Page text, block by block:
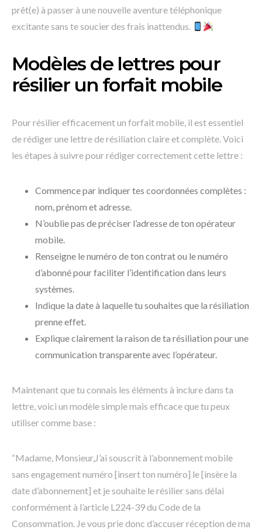
prêt(e) à passer à une nouvelle aventure téléphonique
excitante sans te soucier des frais inattendus.
Modèles de lettres pour
résilier un forfait mobile
Pour résilier efficacement un forfait mobile, il est essentiel
de rédiger une lettre de résiliation claire et complète. Voici
les étapes à suivre pour rédiger correctement cette lettre :
Commence par indiquer tes coordonnées complètes :
nom, prénom et adresse.
N’oublie pas de préciser l’adresse de ton opérateur
mobile.
Renseigne le numéro de ton contrat ou le numéro
d’abonné pour faciliter l’identification dans leurs
systèmes.
Indique la date à laquelle tu souhaites que la résiliation
prenne effet.
Explique clairement la raison de ta résiliation pour une
communication transparente avec l’opérateur.
Maintenant que tu connais les éléments à inclure dans ta
lettre, voici un modèle simple mais efficace que tu peux
utiliser comme base :
“Madame, Monsieur,J’ai souscrit à l’abonnement mobile
sans engagement numéro [insert ton numéro] le [insère la
date d’abonnement] et je souhaite le résilier sans délai
conformément à l’article L224-39 du Code de la
Consommation. Je vous prie donc d’accuser réception de ma